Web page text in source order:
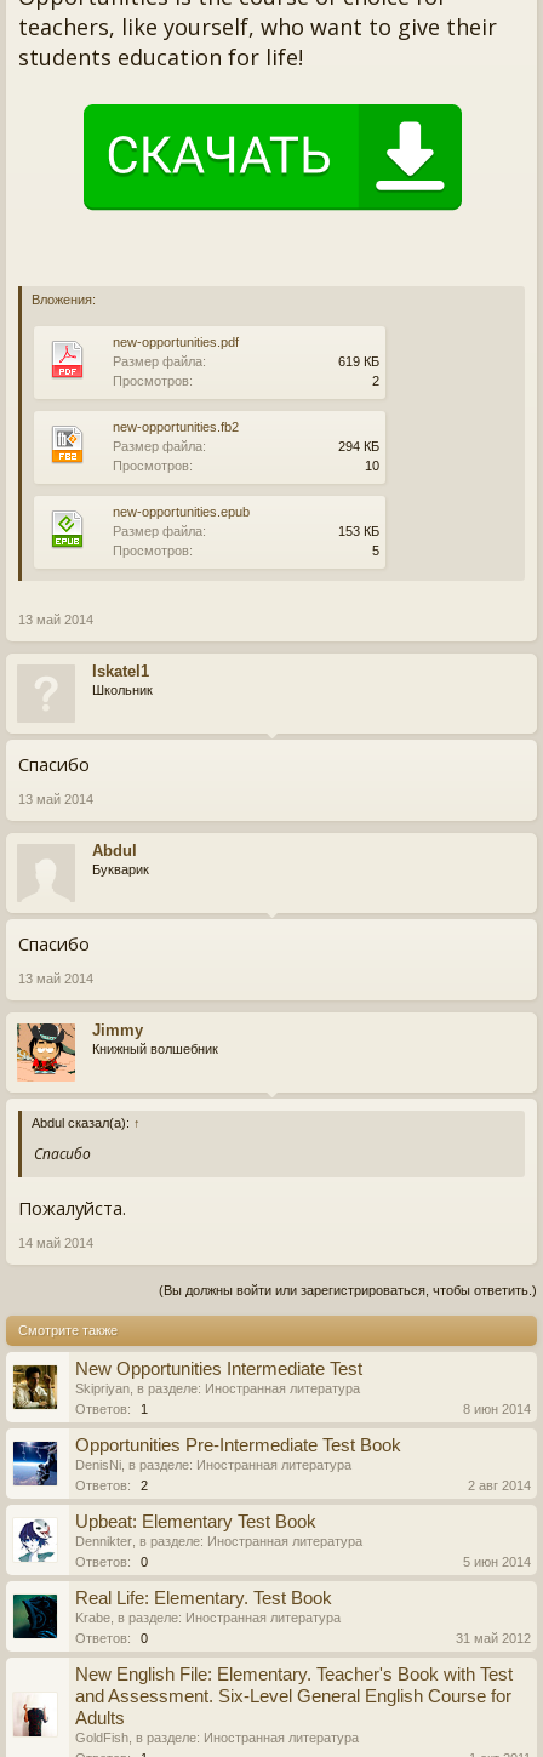
teachers, like yourself, who want to give their
students education for life!
Вложения:
new-opportunities.pdf
Размер файла:
619 КБ
Просмотров:
2
new-opportunities.fb2
Размер файла:
294 КБ
Просмотров:
10
new-opportunities.epub
Размер файла:
153 КБ
Просмотров:
5
13 май 2014
Iskatel1
Школьник
Спасибо
13 май 2014
Abdul
Букварик
Спасибо
13 май 2014
Jimmy
Книжный волшебник
Abdul сказал(а): ↑
Спасибо
Пожалуйста.
14 май 2014
(Вы должны войти или зарегистрироваться, чтобы ответить.)
Смотрите также
New Opportunities Intermediate Test
Skipriyan , в разделе: Иностранная литература
Ответов:
1 8 июн 2014
Opportunities Pre-Intermediate Test Book
DenisNi , в разделе: Иностранная литература
Ответов:
2 2 авг 2014
Upbeat: Elementary Test Book
Dennikter , в разделе: Иностранная литература
Ответов:
0 5 июн 2014
Real Life: Elementary. Test Book
Krabe , в разделе: Иностранная литература
Ответов:
0 31 май 2012
New English File: Elementary. Teacher's Book with Test
and Assessment. Six-Level General English Course for
Adults
GoldFish , в разделе: Иностранная литература